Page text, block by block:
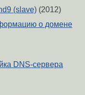
(slave) (2012)
о домене
DNS-сервера